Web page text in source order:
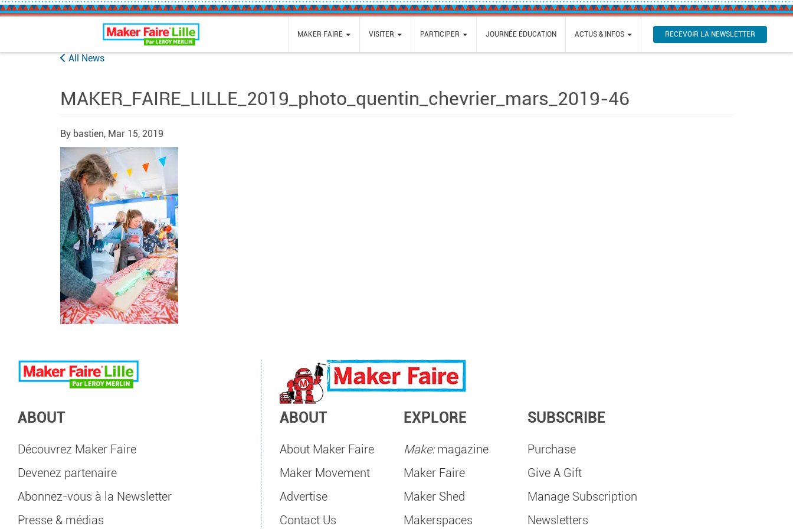
Maker Faire Lille MAKER FAIRE VISITER PARTICIPER JOURNÉE ÉDUCATION ACTUS & INFOS RECEVOIR LA NEWSLETTER
All News
MAKER_FAIRE_LILLE_2019_photo_quentin_chevrier_mars_2019-46
By bastien, Mar 15, 2019
ABOUT
Découvrez Maker Faire
Devenez partenaire
Abonnez-vous à la Newsletter
Presse & médias
ABOUT
About Maker Faire
Maker Movement
Advertise
Contact Us
EXPLORE
Make:magazine
Maker Faire
Maker Shed
Makerspaces
SUBSCRIBE
Purchase
Give A Gift
Manage Subscription
Newsletters